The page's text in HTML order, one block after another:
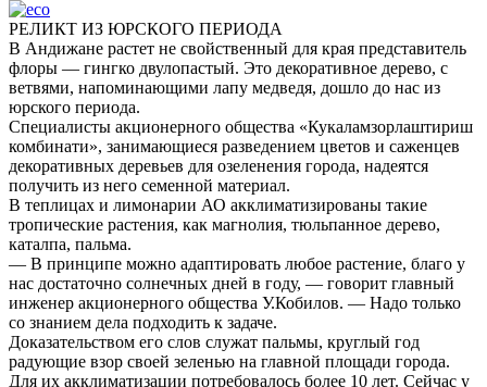
РЕЛИКТ ИЗ ЮРСКОГО ПЕРИОДА
В Андижане растет не свойственный для края представитель
флоры — гингко двулопастый. Это декоративное дерево, с
ветвями, напоминающими лапу медведя, дошло до нас из
юрского периода.
Специалисты акционерного общества «Кукаламзорлаштириш
комбинати», занимающиеся разведением цветов и саженцев
декоративных деревьев для озеленения города, надеятся
получить из него семенной материал.
В теплицах и лимонарии АО акклиматизированы такие
тропические растения, как магнолия, тюльпанное дерево,
каталпа, пальма.
— В принципе можно адаптировать любое растение, благо у
нас достаточно солнечных дней в году, — говорит главный
инженер акционерного общества У.Кобилов. — Надо только
со знанием дела подходить к задаче.
Доказательством его слов служат пальмы, круглый год
радующие взор своей зеленью на главной площади города.
Для их акклиматизации потребовалось более 10 лет. Сейчас у